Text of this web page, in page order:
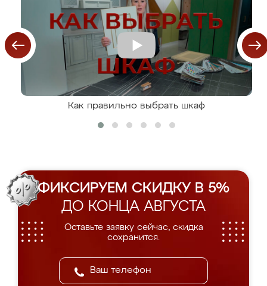
Как правильно выбрать шкаф
ФИКСИРУЕМ СКИДКУ В 5%
ДО КОНЦА АВГУСТА
Оставьте заявку сейчас, скидка
сохранится.